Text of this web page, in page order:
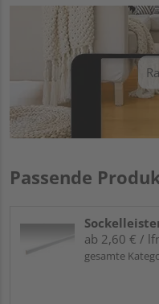
Passende
ab 2,60 € /
gesamte